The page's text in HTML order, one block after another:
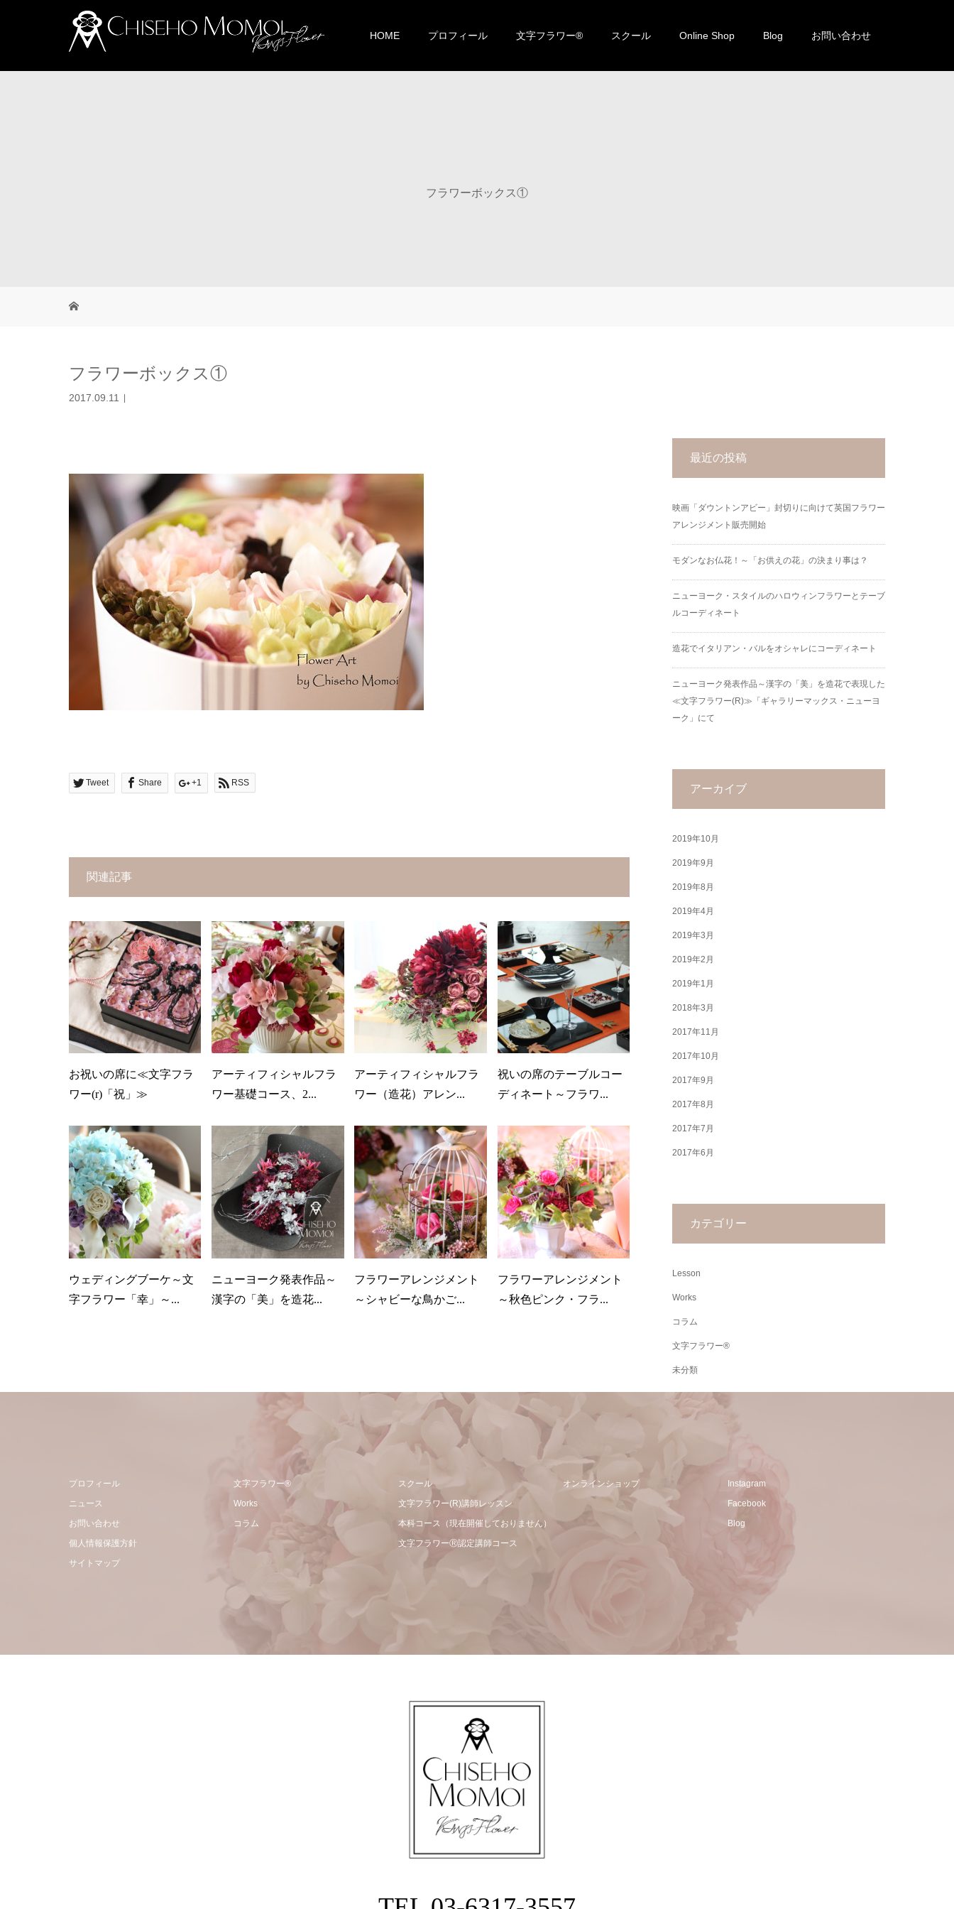
HOME プロフィール 文字フラワー®︎ スクール Online Shop Blog お問い合わせ
フラワーボックス①
フラワーボックス①
2017.09.11
Tweet Share +1 RSS
関連記事
お祝いの席に≪文字フラ
ワー(r)「祝」≫
アーティフィシャルフラ
ワー基礎コース、2...
アーティフィシャルフラ
ワー（造花）アレン...
祝いの席のテーブルコー
ディネート～フラワ...
ウェディングブーケ～文
字フラワー「幸」～...
ニューヨーク発表作品～
漢字の「美」を造花...
フラワーアレンジメント
～シャビーな鳥かご...
フラワーアレンジメント
～秋色ピンク・フラ...
最近の投稿
映画「ダウントンアビー」封切りに向けて英国フラワー
アレンジメント販売開始
モダンなお仏花！～「お供えの花」の決まり事は？
ニューヨーク・スタイルのハロウィンフラワーとテーブ
ルコーディネート
造花でイタリアン・バルをオシャレにコーディネート
ニューヨーク発表作品～漢字の「美」を造花で表現した
≪文字フラワー(R)≫「ギャラリーマックス・ニューヨ
ーク」にて
アーカイブ
2019年10月
2019年9月
2019年8月
2019年4月
2019年3月
2019年2月
2019年1月
2018年3月
2017年11月
2017年10月
2017年9月
2017年8月
2017年7月
2017年6月
カテゴリー
Lesson
Works
コラム
文字フラワー®
未分類
プロフィール
ニュース
お問い合わせ
個人情報保護方針
サイトマップ
文字フラワー®
Works
コラム
スクール
文字フラワー(R)講師レッスン
本科コース（現在開催しておりません）
文字フラワーⓇ認定講師コース
オンラインショップ
Instagram
Facebook
Blog